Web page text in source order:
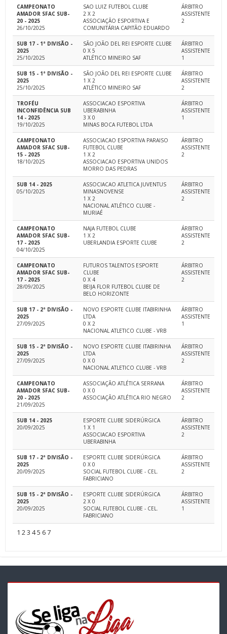
CAMPEONATO
AMADOR SFAC SUB-
20 - 2025
26/10/2025
SAO LUIZ FUTEBOL CLUBE
2 X 2
ASSOCIAÇÃO ESPORTIVA E
COMUNITÁRIA CAPITÃO EDUARDO
ÁRBITRO
ASSISTENTE
2
SUB 17 - 1ª DIVISÃO -
2025
25/10/2025
SÃO JOÃO DEL REI ESPORTE CLUBE
0 X 5
ATLÉTICO MINEIRO SAF
ÁRBITRO
ASSISTENTE
1
SUB 15 - 1ª DIVISÃO -
2025
25/10/2025
SÃO JOÃO DEL REI ESPORTE CLUBE
1 X 2
ATLÉTICO MINEIRO SAF
ÁRBITRO
ASSISTENTE
2
TROFÉU
INCONFIDÊNCIA SUB
14 - 2025
19/10/2025
ASSOCIACAO ESPORTIVA
UBERABINHA
3 X 0
MINAS BOCA FUTEBOL LTDA
ÁRBITRO
ASSISTENTE
1
CAMPEONATO
AMADOR SFAC SUB-
15 - 2025
18/10/2025
ASSOCIACAO ESPORTIVA PARAISO
FUTEBOL CLUBE
1 X 2
ASSOCIACAO ESPORTIVA UNIDOS
MORRO DAS PEDRAS
ÁRBITRO
ASSISTENTE
2
SUB 14 - 2025
05/10/2025
ASSOCIACAO ATLETICA JUVENTUS
MINASNOVENSE
1 X 2
NACIONAL ATLÉTICO CLUBE -
MURIAÉ
ÁRBITRO
ASSISTENTE
2
CAMPEONATO
AMADOR SFAC SUB-
17 - 2025
04/10/2025
NAJA FUTEBOL CLUBE
1 X 2
UBERLANDIA ESPORTE CLUBE
ÁRBITRO
ASSISTENTE
2
CAMPEONATO
AMADOR SFAC SUB-
17 - 2025
28/09/2025
FUTUROS TALENTOS ESPORTE
CLUBE
0 X 4
BEIJA FLOR FUTEBOL CLUBE DE
BELO HORIZONTE
ÁRBITRO
ASSISTENTE
2
SUB 17 - 2ª DIVISÃO -
2025
27/09/2025
NOVO ESPORTE CLUBE ITABIRINHA
LTDA
0 X 2
NACIONAL ATLETICO CLUBE - VRB
ÁRBITRO
ASSISTENTE
1
SUB 15 - 2ª DIVISÃO -
2025
27/09/2025
NOVO ESPORTE CLUBE ITABIRINHA
LTDA
0 X 0
NACIONAL ATLETICO CLUBE - VRB
ÁRBITRO
ASSISTENTE
2
CAMPEONATO
AMADOR SFAC SUB-
20 - 2025
21/09/2025
ASSOCIAÇÃO ATLÉTICA SERRANA
0 X 0
ASSOCIAÇÃO ATLÉTICA RIO NEGRO
ÁRBITRO
ASSISTENTE
2
SUB 14 - 2025
20/09/2025
ESPORTE CLUBE SIDERÚRGICA
1 X 1
ASSOCIACAO ESPORTIVA
UBERABINHA
ÁRBITRO
ASSISTENTE
2
SUB 17 - 2ª DIVISÃO -
2025
20/09/2025
ESPORTE CLUBE SIDERÚRGICA
0 X 0
SOCIAL FUTEBOL CLUBE - CEL.
FABRICIANO
ÁRBITRO
ASSISTENTE
2
SUB 15 - 2ª DIVISÃO -
2025
20/09/2025
ESPORTE CLUBE SIDERÚRGICA
2 X 0
SOCIAL FUTEBOL CLUBE - CEL.
FABRICIANO
ÁRBITRO
ASSISTENTE
1
1 23 45 67